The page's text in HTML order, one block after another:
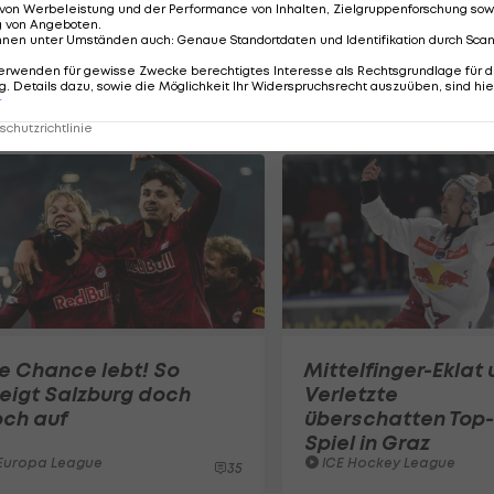
vor - Weiterlesen >>>
Chance lebt! So
Salzburg doch
auf
League 35
Mittelfinger-Eklat
Verletzte
überschatten Top-
Spiel in Graz
ICE Hockey League
Werbeleistung und der Performance von Inhalten, Zielgruppenforschung
von Angeboten
unter Umständen auch: Genaue Standortdaten und Identifikation durch
für gewisse Zwecke berechtigtes Interesse als Rechtsgrundlage für
Details dazu, sowie die Möglichkeit Ihr Widerspruchsrecht auszuüben, sind